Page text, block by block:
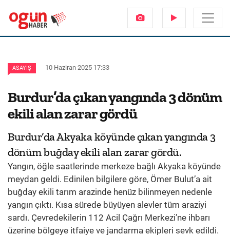
ASAYIŞ 10 Haziran 2025 17:33
Burdur’da çıkan yangında 3 dönüm
ekili alan zarar gördü
Burdur’da Akyaka köyünde çıkan yangında 3
dönüm buğday ekili alan zarar gördü.
Yangın, öğle saatlerinde merkeze bağlı Akyaka köyünde
meydan geldi. Edinilen bilgilere göre, Ömer Bulut’a ait
buğday ekili tarım arazinde henüz bilinmeyen nedenle
yangın çıktı. Kısa sürede büyüyen alevler tüm araziyi
sardı. Çevredekilerin 112 Acil Çağrı Merkezi’ne ihbarı
üzerine bölgeye itfaiye ve jandarma ekipleri sevk edildi.